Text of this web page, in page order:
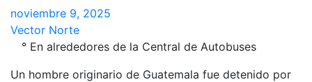
noviembre 9, 2025
Vector Norte
° En alrededores de la Central de Autobuses
Un hombre originario de Guatemala fue detenido por